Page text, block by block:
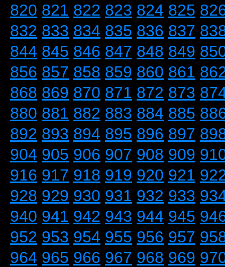
820 821 822 823 824 825
832 833 834 835 836 837
844 845 846 847 848 849
856 857 858 859 860 861
868 869 870 871 872 873
880 881 882 883 884 885
892 893 894 895 896 897
904 905 906 907 908 909
916 917 918 919 920 921
928 929 930 931 932 933
940 941 942 943 944 945
952 953 954 955 956 957
964 965 966 967 968 969